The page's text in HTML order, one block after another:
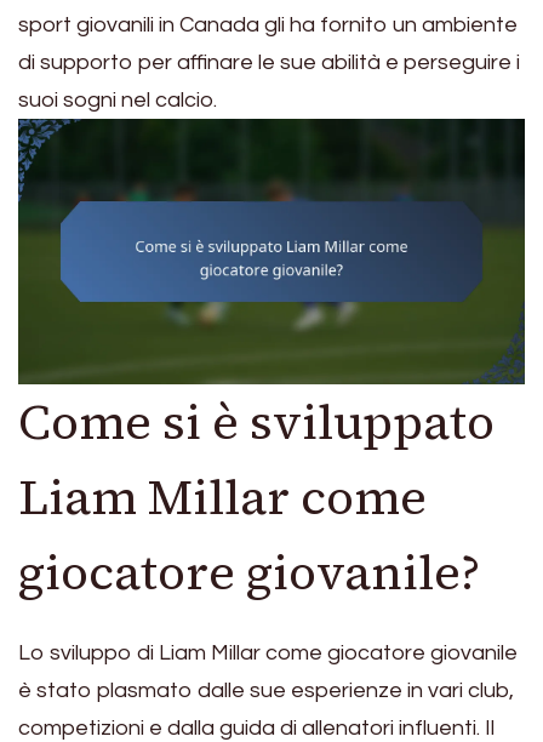
sport giovanili in Canada gli ha fornito un ambiente
di supporto per affinare le sue abilità e perseguire i
suoi sogni nel calcio.
Come si è sviluppato
Liam Millar come
giocatore giovanile?
Lo sviluppo di Liam Millar come giocatore giovanile
è stato plasmato dalle sue esperienze in vari club,
competizioni e dalla guida di allenatori influenti. Il